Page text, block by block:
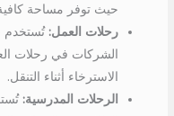
حيث توفر مساحة
رحلات العمل:تُستخدم
الشركات في رحلات
الاسترخاء أثناء التنقل.
الرحلات المدرسية: